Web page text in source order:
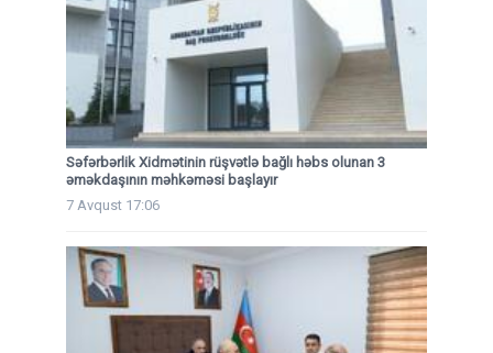
Səfərbərlik Xidmətinin rüşvətlə bağlı həbs olunan 3
əməkdaşının məhkəməsi başlayır
7 Avqust 17:06